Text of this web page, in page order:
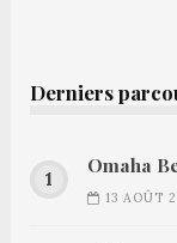
Derniers
Omaha
13 AOÛT